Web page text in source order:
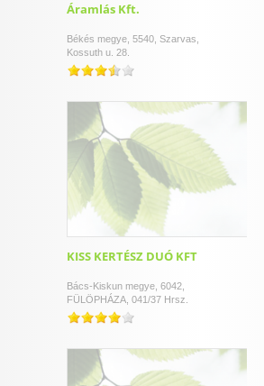
Áramlás Kft.
Békés megye, 5540, Szarvas,
Kossuth u. 28.
KISS KERTÉSZ DUÓ KFT
Bács-Kiskun megye, 6042,
FÜLÖPHÁZA, 041/37 Hrsz.